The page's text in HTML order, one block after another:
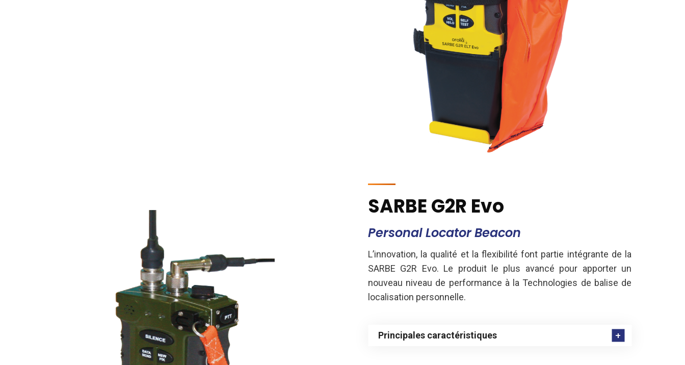
SARBE G2R Evo
Personal Locator Beacon
L’innovation, la qualité et la flexibilité font partie intégrante de la
SARBE G2R Evo. Le produit le plus avancé pour apporter un
nouveau niveau de performance à la Technologies de balise de
localisation personnelle.
Principales caractéristiques